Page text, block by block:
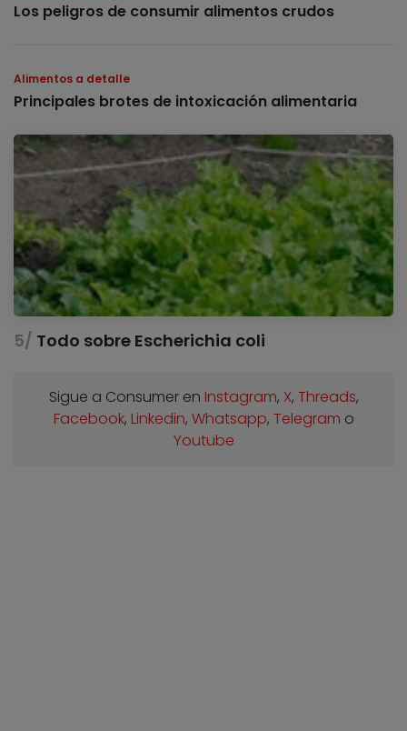
Los peligros de consumir alimentos crudos
Alimentos a detalle
Principales brotes de intoxicación alimentaria
Todo sobre Escherichia coli
Sigue a Consumer en Instagram, X, Threads,
Facebook, Linkedin, Whatsapp, Telegram o
Youtube